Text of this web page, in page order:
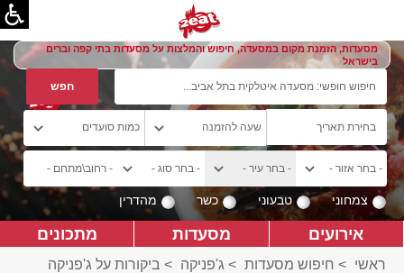
מסעדות, הזמנת מקום במסעדה, חיפוש והמלצות על מסעדות בתי קפה וברים
בישראל
צמחוני טבעוני כשר מהדרין
אירועים מסעדות מתכונים
ראשי > חיפוש מסעדות > ג'פניקה > ביקורות על ג'פניקה